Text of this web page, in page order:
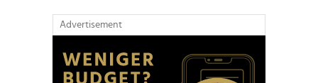
Advertisement